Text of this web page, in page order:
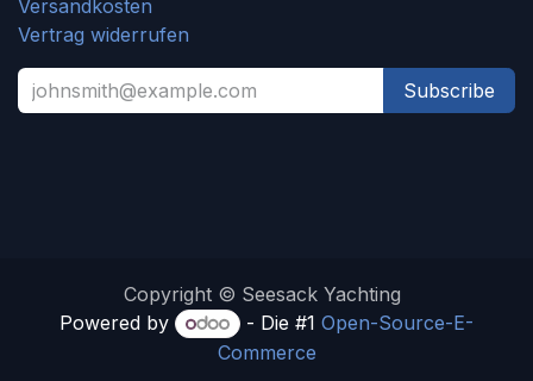
Versandkosten
Vertrag widerrufen
Subscribe
Copyright © Seesack Yachting
Powered by
- Die #1 Open-Source-E-
Commerce